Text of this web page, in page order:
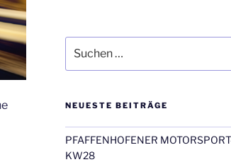
nach:
NEUESTE BEITRÄGE
PFAFFENHOFENER
KW28